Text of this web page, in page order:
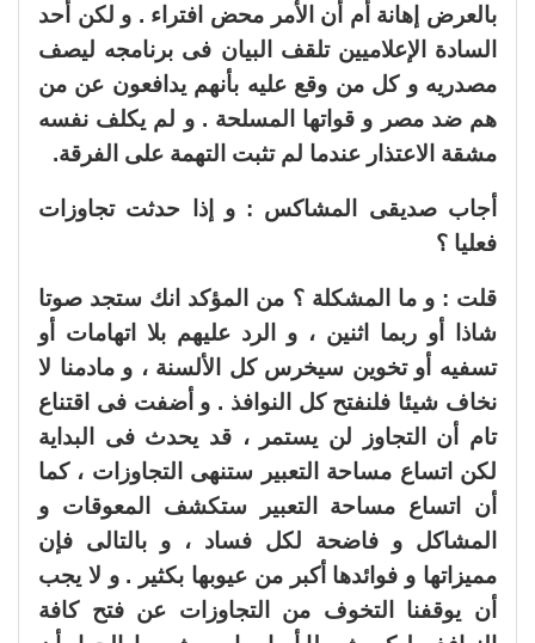
بالعرض إهانة أم أن الأمر محض افتراء . و لكن أحد
السادة الإعلاميين تلقف البيان فى برنامجه ليصف
مصدريه و كل من وقع عليه بأنهم يدافعون عن من
هم ضد مصر و قواتها المسلحة . و لم يكلف نفسه
مشقة الاعتذار عندما لم تثبت التهمة على الفرقة.
أجاب صديقى المشاكس : و إذا حدثت تجاوزات
فعليا ؟
قلت : و ما المشكلة ؟ من المؤكد انك ستجد صوتا
شاذا أو ربما اثنين ، و الرد عليهم بلا اتهامات أو
تسفيه أو تخوين سيخرس كل الألسنة ، و مادمنا لا
نخاف شيئا فلنفتح كل النوافذ . و أضفت فى اقتناع
تام أن التجاوز لن يستمر ، قد يحدث فى البداية
لكن اتساع مساحة التعبير ستنهى التجاوزات ، كما
أن اتساع مساحة التعبير ستكشف المعوقات و
المشاكل و فاضحة لكل فساد ، و بالتالى فإن
مميزاتها و فوائدها أكبر من عيوبها بكثير . و لا يجب
أن يوقفنا التخوف من التجاوزات عن فتح كافة